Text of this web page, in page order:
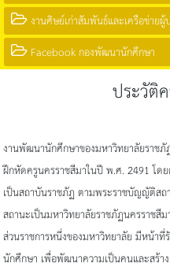
งานศิษย์เก่าสัมพันธ์และเครือข่ายผู้
Facebook กองพัฒนานักศึกษา
ประวัติ
งานพัฒนานักศึกษาของมหาวิทยาลัยราชภั
ฝึกหัดครูนครราชสีมาในปี พ.ศ. 2491 โด
เป็นสถาบันราชภัฏ ตามพระราชบัญญัติส
สถานะเป็นมหาวิทยาลัยราชภัฏนครราช
ส่วนราชการหนึ่งของมหาวิทยาลัย มีหน้า
นักศึกษา เพื่อพัฒนาความเป็นคนและสร้า